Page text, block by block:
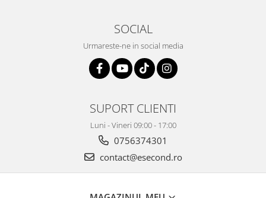
SOCIAL
Urmareste-ne in social media
SUPORT CLIENTI
Luni - Vineri 09:00 - 17:00
0756374301
contact@esecond.ro